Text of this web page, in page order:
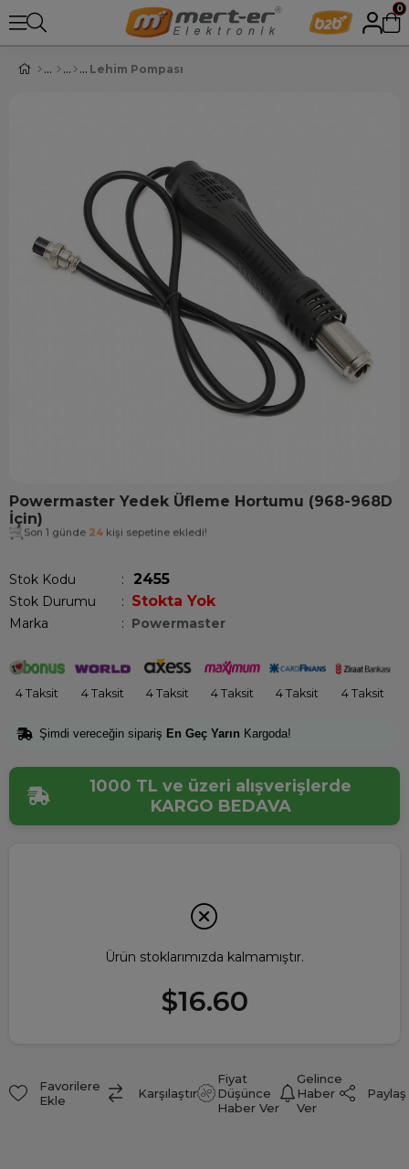
0
Lehim Pompası
Powermaster Yedek Üfleme Hortumu (968-968D
İçin)
Son 1 günde 24 kişi sepetine ekledi!
Stok Kodu 2455
Stok Durumu : Stokta Yok
Marka : Powermaster
4 Taksit 4 Taksit 4 Taksit 4 Taksit 4 Taksit 4 Taksit
Şimdi vereceğin sipariş En Geç Yarın Kargoda!
1000 TL ve üzeri alışverişlerde
KARGO BEDAVA
Ürün stoklarımızda kalmamıştır.
$16.60
Favorilere
Ekle
Karşılaştır
Fiyat
Düşünce
Haber Ver
Gelince
Haber
Ver
Paylaş